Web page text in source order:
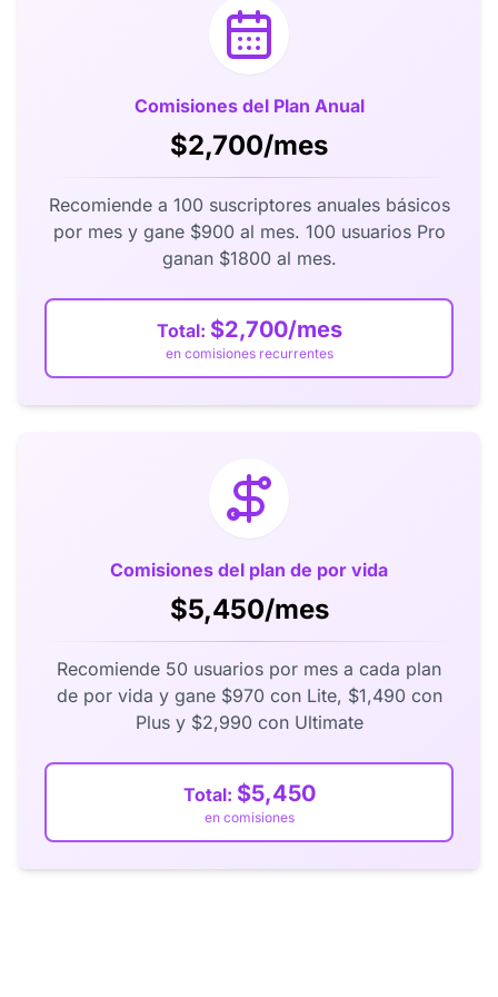
Comisiones del Plan Anual
$2,700/mes
Recomiende a 100 suscriptores anuales básicos
por mes y gane $900 al mes. 100 usuarios Pro
ganan $1800 al mes.
Total: $2,700/mes
en comisiones recurrentes
Comisiones del plan de por vida
$5,450/mes
Recomiende 50 usuarios por mes a cada plan
de por vida y gane $970 con Lite, $1,490 con
Plus y $2,990 con Ultimate
Total: $5,450
en comisiones